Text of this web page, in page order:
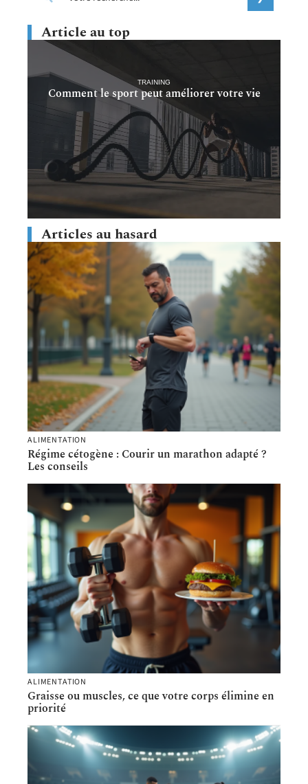
Article au top
TRAINING
Comment le sport peut améliorer votre vie
Articles au hasard
ALIMENTATION
Régime cétogène : Courir un marathon adapté ?
Les conseils
ALIMENTATION
Graisse ou muscles, ce que votre corps élimine en
priorité